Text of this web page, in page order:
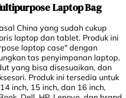
Laptop Bag
China yang sudah cukup
laptop dan tablet. Produk ini
laptop case" dengan
tas penyimpanan laptop,
yang bisa disesuaikan, dan
Produk ini tersedia untuk
inch, 15 inch, dan 16 inch,